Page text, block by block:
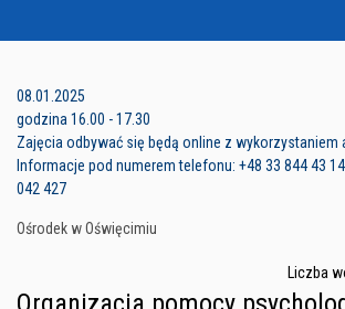
08.01.2025
godzina 16.00 - 17.30
Zajęcia odbywać się będą online z wykorzystaniem
Informacje pod numerem telefonu: +48 33 844 43
042 427
Ośrodek w Oświęcimiu
Liczba